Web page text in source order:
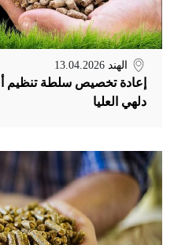
الهند 13.04.2026
إعادة تخصيص سلطة تنظيم
دلهي العليا